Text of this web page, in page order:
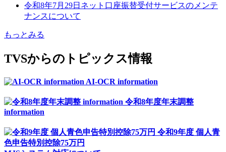
令和8年7月29日 ネット口座振替受付サービスのメンテ
ナンスについて
もっとみる
TVSからのトピックス情報
AI-OCR information
令和8年度年末調整
information
令和9年度 個人青
色申告特別控除75万円